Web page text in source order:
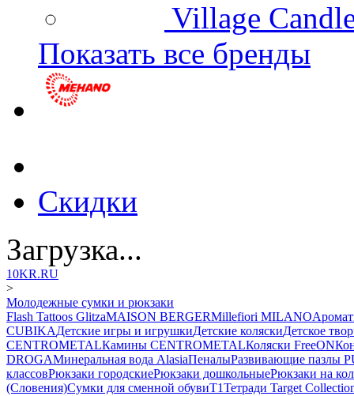
Village
Показать все бренды
Скидки
Загрузка...
10KR.RU
>
Молодежные сумки и рюкзаки
Flash Tattoos GlitzaMAISON BERGERMillefiori MILANO
CUBIKAДетские игры и игрушкиДетские коляскиДетское
CENTROMETALКамины CENTROMETALКоляски FreeON
DROGAМинеральная вода AlasiaПеналыРазвивающие пазлы
классовРюкзаки городскиеРюкзаки дошкольныеРюкзаки на
(Словения)Сумки для сменной обувиТ1Тетради Target